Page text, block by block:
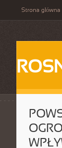
Strona główna